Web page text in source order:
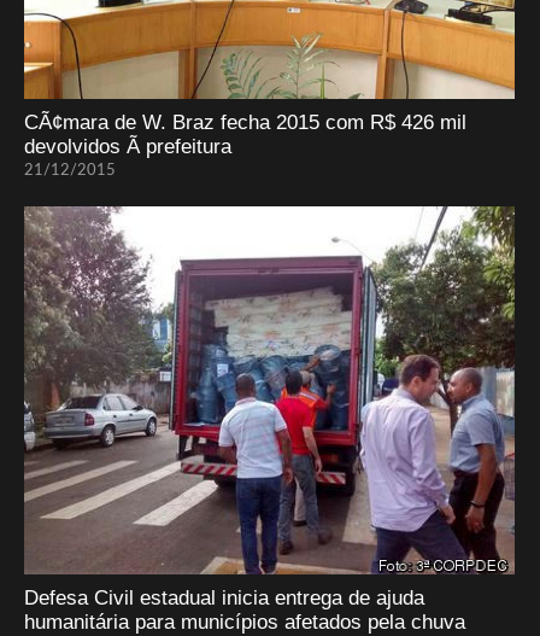
CÃ¢mara de W. Braz fecha 2015 com R$ 426 mil
devolvidos Ã prefeitura
21/12/2015
Defesa Civil estadual inicia entrega de ajuda
humanitária para municípios afetados pela chuva